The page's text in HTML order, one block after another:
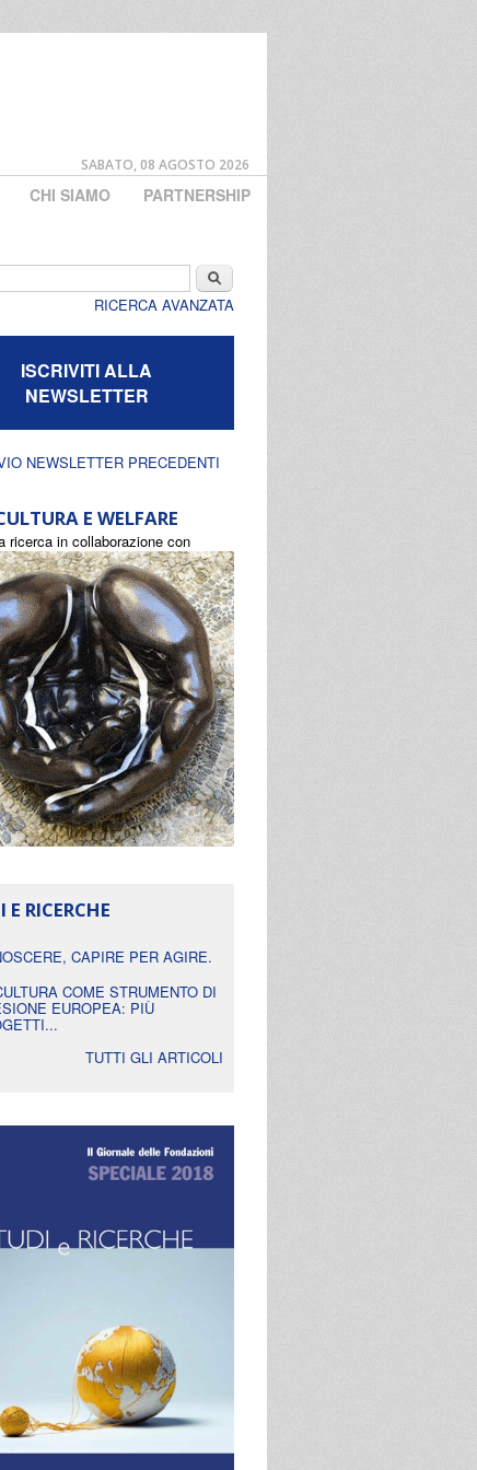
SABATO, 08 AGOSTO 2026
CHI SIAMO PARTNERSHIP
Cerca
RICERCA AVANZATA
ISCRIVITI ALLA
NEWSLETTER
NEWSLETTER PRECEDENTI
E WELFARE
ricerca in collaborazione con
E RICERCHE
CAPIRE PER AGIRE.
COME STRUMENTO DI
EUROPEA: PIÙ
TUTTI GLI ARTICOLI